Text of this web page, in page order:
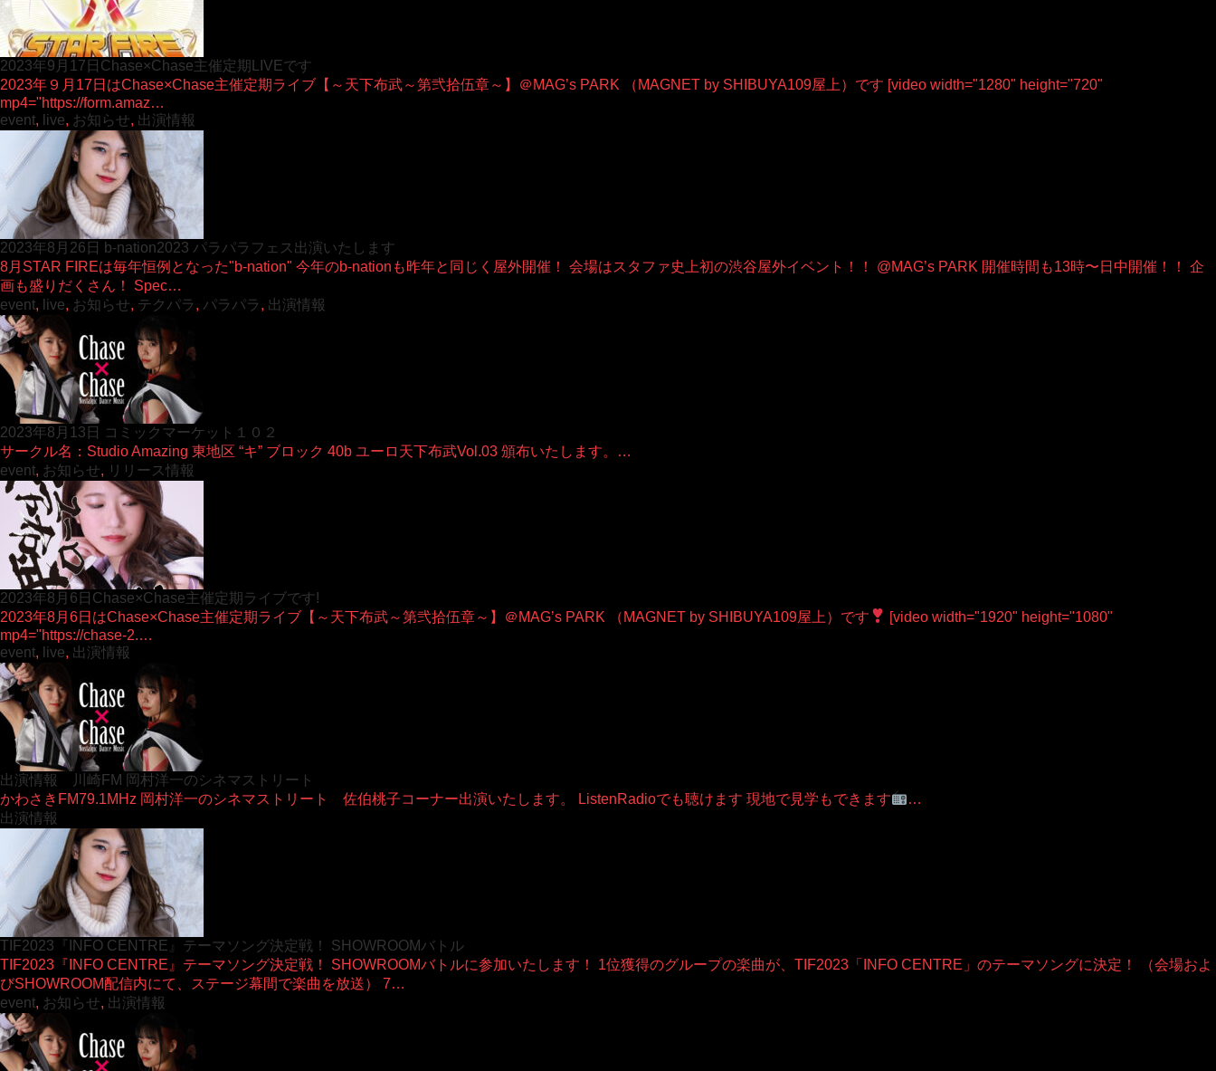
2023年9月17日Chase×Chase主催定期LIVEです
2023年９月17日はChase×Chase主催定期ライブ【～天下布武～第弐拾伍章～】＠MAG’s PARK （MAGNET by SHIBUYA109屋上）です [video width="1280" height="720"
mp4="https://form.amaz…
event, live, お知らせ, 出演情報
2023年8月26日 b-nation2023 パラパラフェス出演いたします
8月STAR FIREは毎年恒例となった"b-nation" 今年のb-nationも昨年と同じく屋外開催！ 会場はスタファ史上初の渋谷屋外イベント！！ @MAG’s PARK 開催時間も13時〜日中開催！！ 企
画も盛りだくさん！ Spec…
event, live, お知らせ, テクパラ , パラパラ , 出演情報
2023年8月13日 コミックマーケット１０２
サークル名：Studio Amazing 東地区 “キ” ブロック 40b ユーロ天下布武Vol.03 頒布いたします。…
event, お知らせ, リリース情報
2023年8月6日Chase×Chase主催定期ライブです!
2023年8月6日はChase×Chase主催定期ライブ【～天下布武～第弐拾伍章～】＠MAG’s PARK （MAGNET by SHIBUYA109屋上）です
[video width="1920" height="1080"
mp4="https://chase-2.…
event, live, 出演情報
出演情報 川崎FM 岡村洋一のシネマストリート
かわさきFM79.1MHz 岡村洋一のシネマストリート 佐伯桃子コーナー出演いたします。 ListenRadioでも聴けます 現地で見学もできます
…
出演情報
TIF2023『INFO CENTRE』テーマソング決定戦！ SHOWROOMバトル
TIF2023『INFO CENTRE』テーマソング決定戦！ SHOWROOMバトルに参加いたします！ 1位獲得のグループの楽曲が、TIF2023「INFO CENTRE」のテーマソングに決定！ （会場およ
びSHOWROOM配信内にて、ステージ幕間で楽曲を放送） 7…
event, お知らせ, 出演情報